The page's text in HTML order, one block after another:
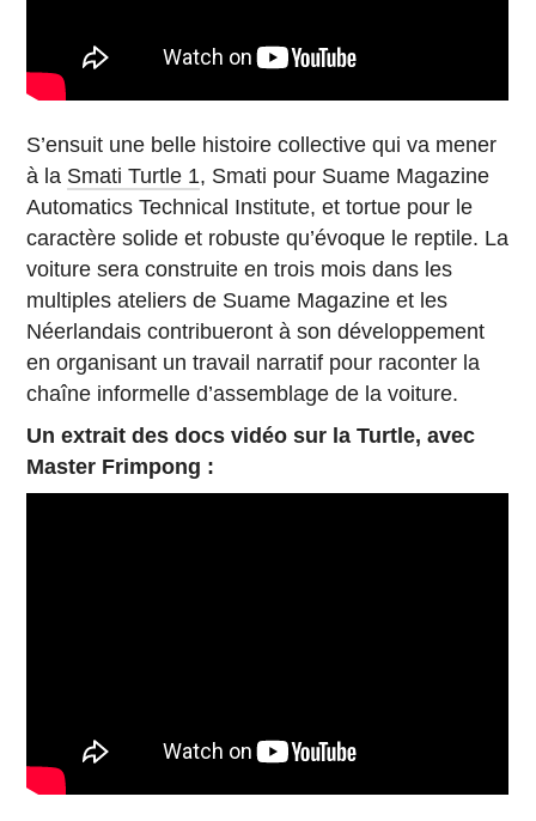
S’ensuit une belle histoire collective qui va mener
à la Smati Turtle 1, Smati pour Suame Magazine
Automatics Technical Institute, et tortue pour le
caractère solide et robuste qu’évoque le reptile. La
voiture sera construite en trois mois dans les
multiples ateliers de Suame Magazine et les
Néerlandais contribueront à son développement
en organisant un travail narratif pour raconter la
chaîne informelle d’assemblage de la voiture.
Un extrait des docs vidéo sur la Turtle, avec
Master Frimpong :